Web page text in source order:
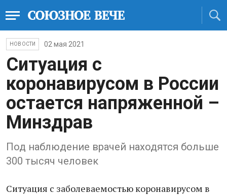
НОВОСТИ 02 мая 2021
Ситуация с
коронавирусом в России
остается напряженной –
Минздрав
Под наблюдение врачей находятся больше
300 тысяч человек
Ситуация с заболеваемостью коронавирусом в